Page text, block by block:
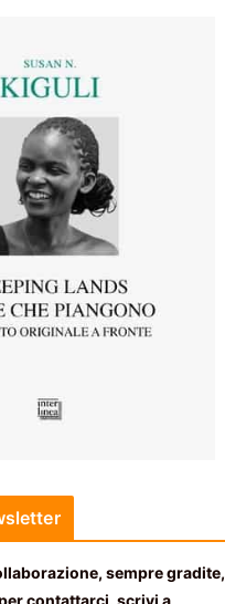
sempre gradite,
contattarci, scrivi a